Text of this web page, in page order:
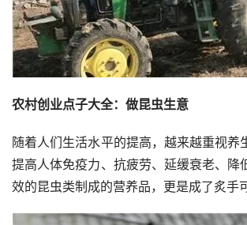
农村创业点子大全：做昆虫生意
随着人们生活水平的提高，越来越重视养
提高人体免疫力、抗疲劳、延缓衰老、降
效的昆虫类制成的营养品，更是成了炙手